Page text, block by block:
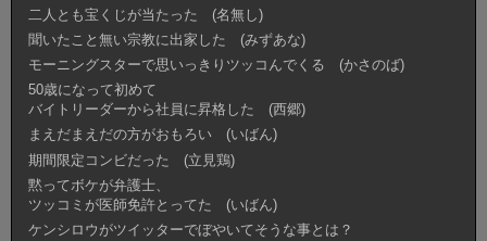
二人とも宝くじが当たった (名無し)
聞いたこと無い宗教に出家した (みずあな)
モーニングスターで思いっきりツッコんでくる (かさのば)
50歳になって初めて
バイトリーダーから社員に昇格した (西郷)
まえだまえだの方がおもろい (いばん)
期間限定コンビだった (立見鶏)
黙ってボケが弁護士、
ツッコミが医師免許とってた (いばん)
ケンシロウがツイッターでぼやいてそうな事とは？